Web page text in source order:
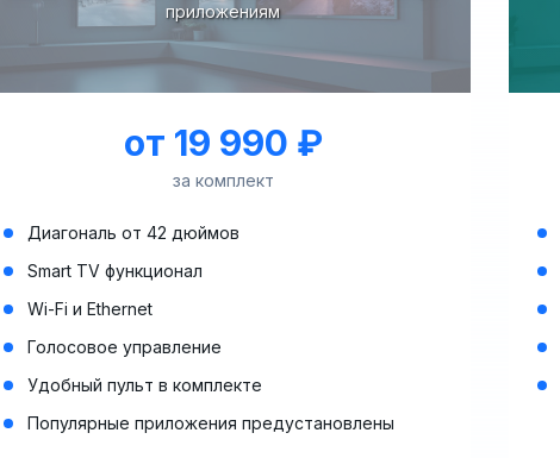
приложениям
от 19 990 ₽
за комплект
Диагональ от 42 дюймов
Smart TV функционал
Wi-Fi и Ethernet
Голосовое управление
Удобный пульт в комплекте
Популярные приложения предустановлены